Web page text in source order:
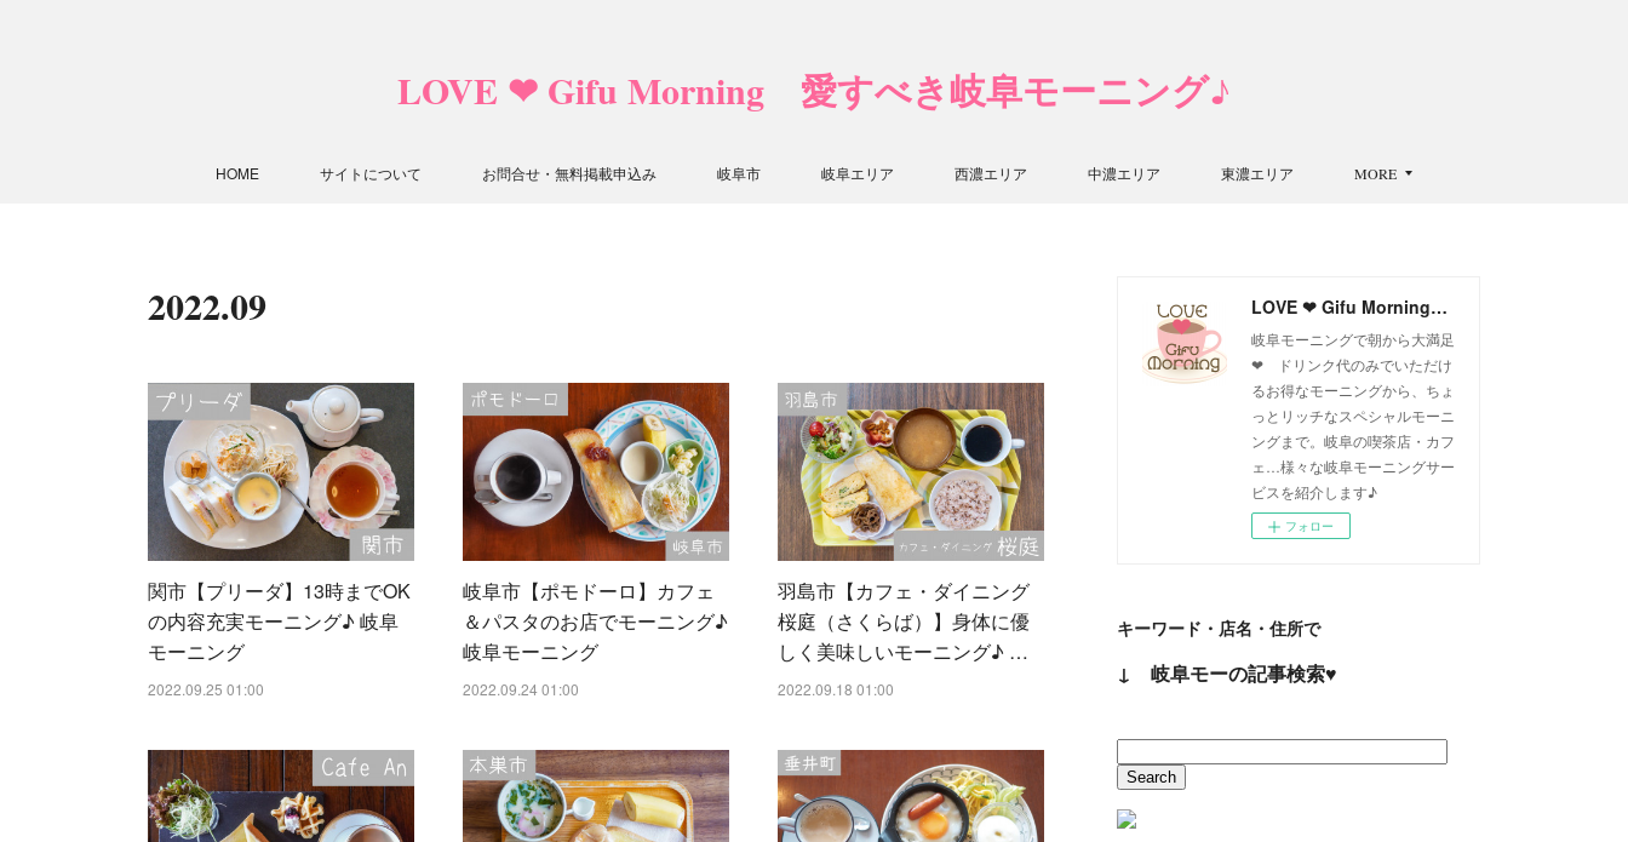
LOVE ❤ Gifu Morning 愛すべき岐阜モーニング♪
HOME サイトについて お問合せ・無料掲載申込み 岐阜市 岐阜エリア 西濃エリア 中濃エリア 東濃エリア MORE
2022.09
関市【プリーダ】13時までOK
の内容充実モーニング♪ 岐阜
モーニング
2022.09.25 01:00
岐阜市【ポモドーロ】カフェ
＆パスタのお店でモーニング♪
岐阜モーニング
2022.09.24 01:00
羽島市【カフェ・ダイニング
桜庭（さくらば）】身体に優
しく美味しいモーニング♪ …
2022.09.18 01:00
LOVE ❤ Gifu Morning 愛すべき岐阜モーニング♪
岐阜モーニングで朝から大満足
❤ ドリンク代のみでいただけ
るお得なモーニングから、ちょ
っとリッチなスペシャルモーニ
ングまで。岐阜の喫茶店・カフ
ェ…様々な岐阜モーニングサー
ビスを紹介します♪
フォロー
キーワード・店名・住所で
↓ 岐阜モーの記事検索♥